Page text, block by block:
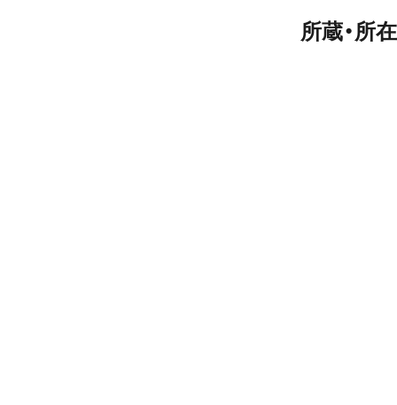
所蔵・所在